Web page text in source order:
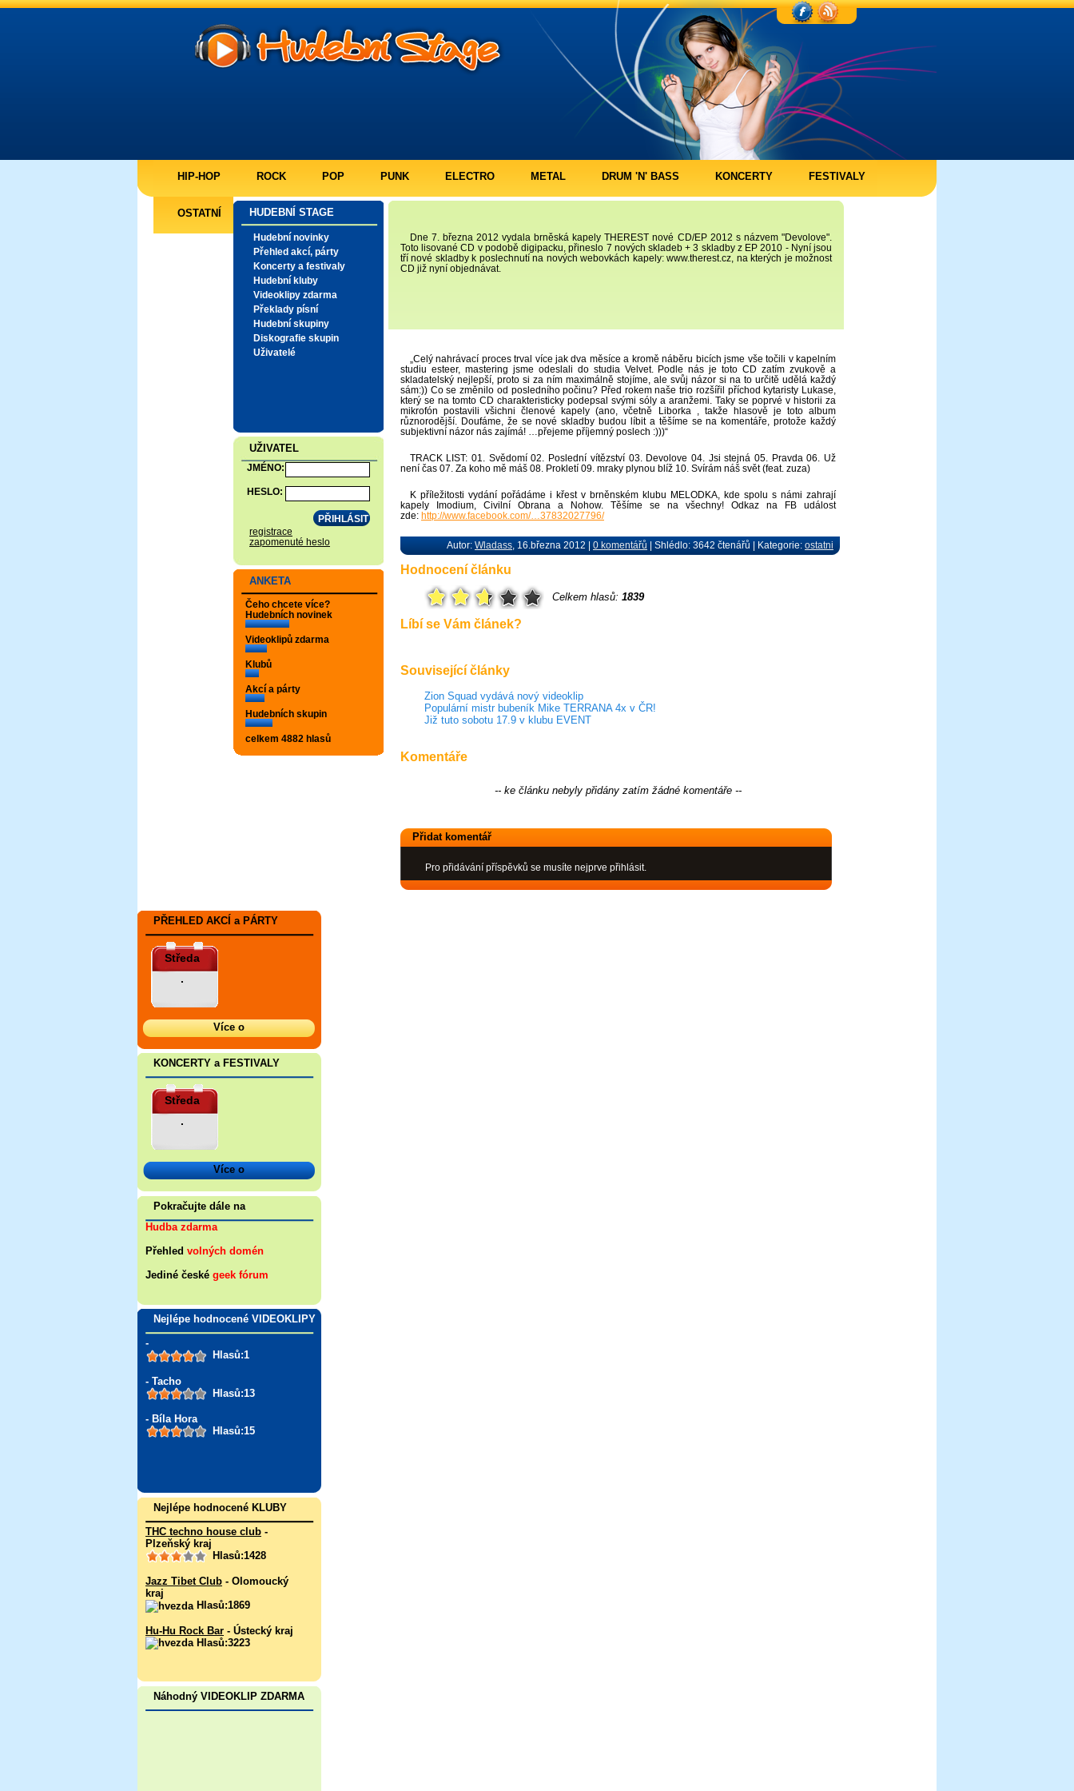
HIP-HOP ROCK POP PUNK ELECTRO METAL DRUM 'N' BASS KONCERTY FESTIVALY
OSTATNÍ HUDEBNÍ STAGE
Hudební novinky
Přehled akcí, párty
Koncerty a festivaly
Hudební kluby
Videoklipy zdarma
Překlady písní
Hudební skupiny
Diskografie skupin
Uživatelé
UŽIVATEL
JMÉNO:
HESLO:
registrace
zapomenuté heslo
ANKETA
Čeho chcete více?
Hudebních novinek
Videoklipů zdarma
Klubů
Akcí a párty
Hudebních skupin
celkem 4882 hlasů
Dne 7. března 2012 vydala brněská kapely THEREST nové CD/EP 2012 s názvem "Devolove".
Toto lisované CD v podobě digipacku, přineslo 7 nových skladeb + 3 skladby z EP 2010 - Nyní jsou
tří nové skladby k poslechnutí na nových webovkách kapely: www.therest.cz, na kterých je možnost
CD již nyní objednávat.
„Celý nahrávací proces trval více jak dva měsíce a kromě náběru bicích jsme vše točili v kapelním
studiu esteer, mastering jsme odeslali do studia Velvet. Podle nás je toto CD zatím zvukově a
skladatelský nejlepší, proto si za ním maximálně stojíme, ale svůj názor si na to určitě udělá každý
sám:)) Co se změnilo od posledního počinu? Před rokem naše trio rozšířil příchod kytaristy Lukase,
který se na tomto CD charakteristicky podepsal svými sóly a aranžemi. Taky se poprvé v historii za
mikrofón postavili všichni členové kapely (ano, včetně Liborka , takže hlasově je toto album
různorodější. Doufáme, že se nové skladby budou líbit a těšíme se na komentáře, protože každý
subjektivní názor nás zajímá! …přejeme příjemný poslech :)))“
TRACK LIST: 01. Svědomí 02. Poslední vítězství 03. Devolove 04. Jsi stejná 05. Pravda 06. Už
není čas 07. Za koho mě máš 08. Prokletí 09. mraky plynou blíž 10. Svírám náš svět (feat. zuza)
K příležitosti vydání pořádáme i křest v brněnském klubu MELODKA, kde spolu s námi zahrají
kapely Imodium, Civilní Obrana a Nohow. Těšíme se na všechny! Odkaz na FB událost
zde: http://www.facebook.com/…37832027796/
Autor: Wladass , 16.března 2012 | 0 komentářů | Shlédlo: 3642 čtenářů | Kategorie: ostatni
Hodnocení článku
Celkem hlasů: 1839
Líbí se Vám článek?
Související články
Zion Squad vydává nový videoklip
Populární mistr bubeník Mike TERRANA 4x v ČR!
Již tuto sobotu 17.9 v klubu EVENT
Komentáře
-- ke článku nebyly přidány zatím žádné komentáře --
Přidat komentář
Pro přidávání příspěvků se musíte nejprve přihlásit.
PŘEHLED AKCÍ a PÁRTY
Středa
.
Více o
KONCERTY a FESTIVALY
Středa
.
Více o
Pokračujte dále na
Hudba zdarma
Přehled volných domén
Jediné české geek fórum
Nejlépe hodnocené VIDEOKLIPY
-
Hlasů:1
- Tacho
Hlasů:13
- Bíla Hora
Hlasů:15
Nejlépe hodnocené KLUBY
THC techno house club -
Plzeňský kraj
Hlasů:1428
Jazz Tibet Club - Olomoucký
kraj
Hlasů:1869
Hu-Hu Rock Bar - Ústecký kraj
Hlasů:3223
Náhodný VIDEOKLIP ZDARMA